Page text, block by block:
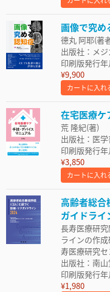
画像で究め
德丸 阿耶(著
出版社：メ
印刷版発行
¥9,900
カートに入れ
在宅医療ケ
荒 隆紀(著)
出版社：医
印刷版発行
¥3,850
カートに入れ
高齢者総合
ガイドラ
長寿医療研
ラインの作
寿医療研究
出版社：南山
印刷版発行
¥1,980